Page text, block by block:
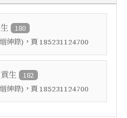
180
紳錄) ，頁 185231124700
生 182
紳錄) ，頁 185231124700